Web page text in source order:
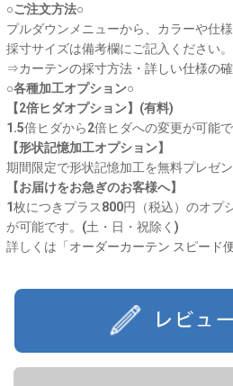
○ご注文方法○
プルダウンメニューから、カラーや仕
採寸サイズは備考欄にご記入ください。
⇒カーテンの採寸方法・詳しい仕様の
○各種加工オプション○
【2倍ヒダオプション】(有料)
1.5倍ヒダから2倍ヒダへの変更が可能で
【形状記憶加工オプション】
期間限定で形状記憶加工を無料プレゼ
【お届けをお急ぎのお客様へ】
1枚につきプラス800円（税込）のオプ
が可能です。(土・日・祝除く)
詳しくは「 オーダーカーテン スピード